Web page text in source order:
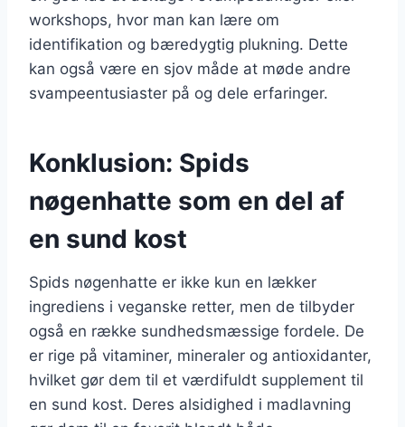
workshops, hvor man kan lære om
identifikation og bæredygtig plukning. Dette
kan også være en sjov måde at møde andre
svampeentusiaster på og dele erfaringer.
Konklusion: Spids
nøgenhatte som en del af
en sund kost
Spids nøgenhatte er ikke kun en lækker
ingrediens i veganske retter, men de tilbyder
også en række sundhedsmæssige fordele. De
er rige på vitaminer, mineraler og antioxidanter,
hvilket gør dem til et værdifuldt supplement til
en sund kost. Deres alsidighed i madlavning